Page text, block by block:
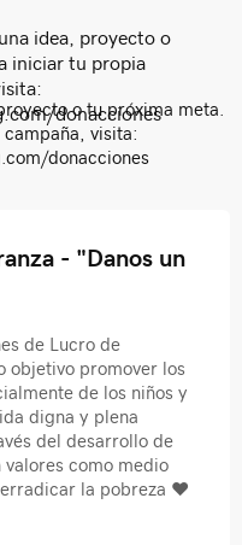
o tu próxima meta.
visita:
donacciones
- "Danos un
de Lucro de
objetivo promover los
de los niños y
digna y plena
del desarrollo de
como medio
la pobreza ❤